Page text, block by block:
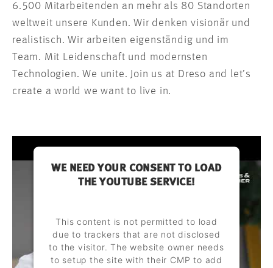
6.500 Mitarbeitenden an mehr als 80 Standorten
weltweit unsere Kunden. Wir denken visionär und
realistisch. Wir arbeiten eigenständig und im
Team. Mit Leidenschaft und modernsten
Technologien. We unite. Join us at Dreso and let’s
create a world we want to live in.
WE NEED YOUR CONSENT TO LOAD
THE YOUTUBE SERVICE!
This content is not permitted to load
due to trackers that are not disclosed
to the visitor. The website owner needs
to setup the site with their CMP to add